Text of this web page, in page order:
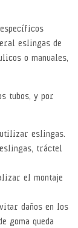
eslingas de
o manuales,
tubos, y por
utilizar eslingas.
tráctel
el montaje
daños en los
goma queda